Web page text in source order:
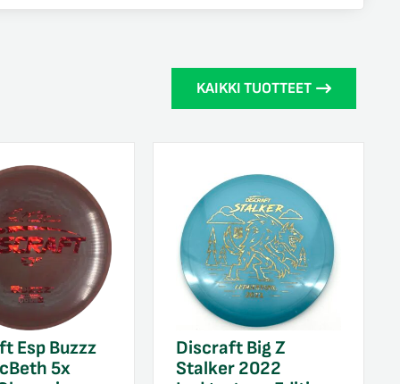
KAIKKI TUOTTEET
Esp Buzzz
5x
Discraft Big Z
Stalker 2022